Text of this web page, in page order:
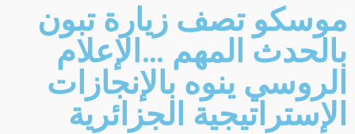
موسكو تصف زيارة تبون
بالحدث المهم …الإعلام
الروسي ينوه بالإنجازات
الإستراتيجية الجزائرية